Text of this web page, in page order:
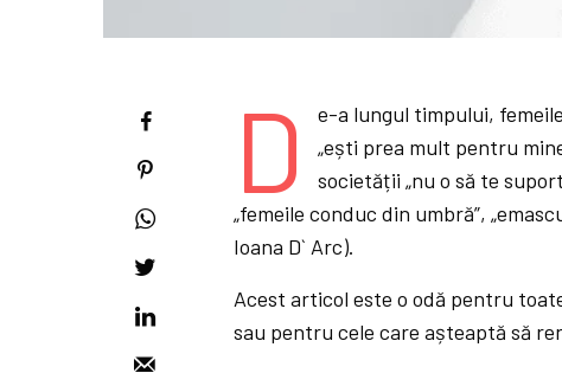
D
e-a lungul timpului,
„ești prea mult pentru
societății „nu o să te
„femeile conduc din umbră”,
Ioana D` Arc).
Acest articol este o odă pentru
sau pentru cele care așteaptă să